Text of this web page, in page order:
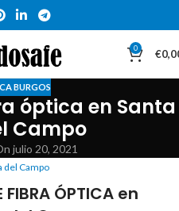
0 €
BURGOS
óptica en Santa
Campo
julio 20, 2021
del Campo
FIBRA ÓPTICA en